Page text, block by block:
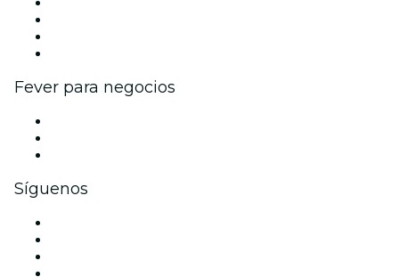
Fever para negocios
Síguenos